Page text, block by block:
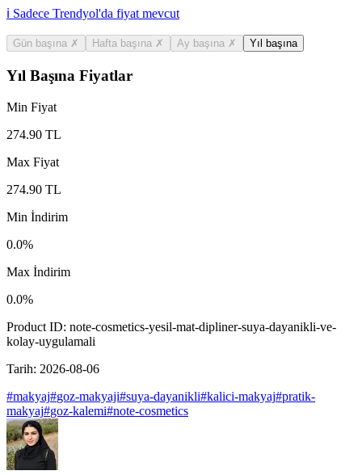
ℹ️ Sadece Trendyol'da fiyat mevcut
Gün başına ✗ Hafta başına ✗ Ay başına ✗ Yıl başına
Yıl Başına Fiyatlar
Min Fiyat
274.90 TL
Max Fiyat
274.90 TL
Min İndirim
0.0%
Max İndirim
0.0%
Product ID: note-cosmetics-yesil-mat-dipliner-suya-dayanikli-ve-
kolay-uygulamali
Tarih: 2026-08-06
#makyaj#goz-makyaji#suya-dayanikli#kalici-makyaj#pratik-
makyaj#goz-kalemi#note-cosmetics